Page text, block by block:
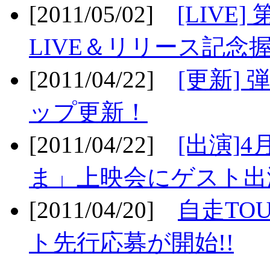
[2011/05/02] [LIVE]
LIVE＆リリース記念
[2011/04/22] [更新]
ップ更新！
[2011/04/22] [出演]4
ま」上映会にゲスト
[2011/04/20]
自走
ト先行応募が開始!!